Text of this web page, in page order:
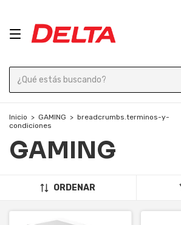
Inicio > GAMING > breadcrumbs.terminos-y-
condiciones
GAMING
ORDENAR